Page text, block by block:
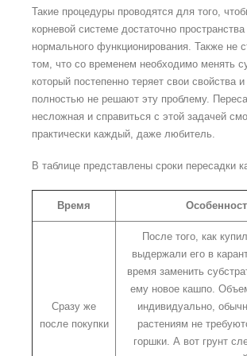
Такие процедуры проводятся для того,
корневой системе достаточно
нормального функционирования. Также не
том, что со временем необходимо менять
который постепенно теряет свои свойства
полностью не решают эту проблему.
несложная и справиться с этой задачей
практически каждый, даже любитель.
В таблице представлены сроки пересадки
Время
Сразу же
после покупки
После того, как
выдержали его в
время заменить
ему новое кашпо.
индивидуально,
растениям не
горшки. А вот грунт